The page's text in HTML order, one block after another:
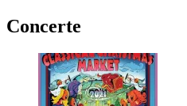
Concerte